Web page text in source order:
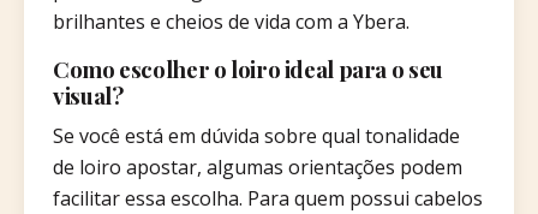
brilhantes e cheios de vida com a Ybera.
Como escolher o loiro ideal para o seu
visual?
Se você está em dúvida sobre qual tonalidade
de loiro apostar, algumas orientações podem
facilitar essa escolha. Para quem possui cabelos